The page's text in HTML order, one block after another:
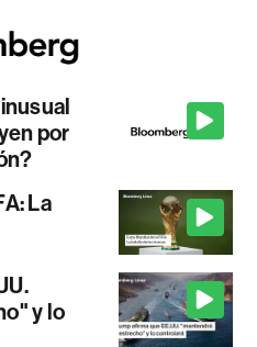
por
La
y lo